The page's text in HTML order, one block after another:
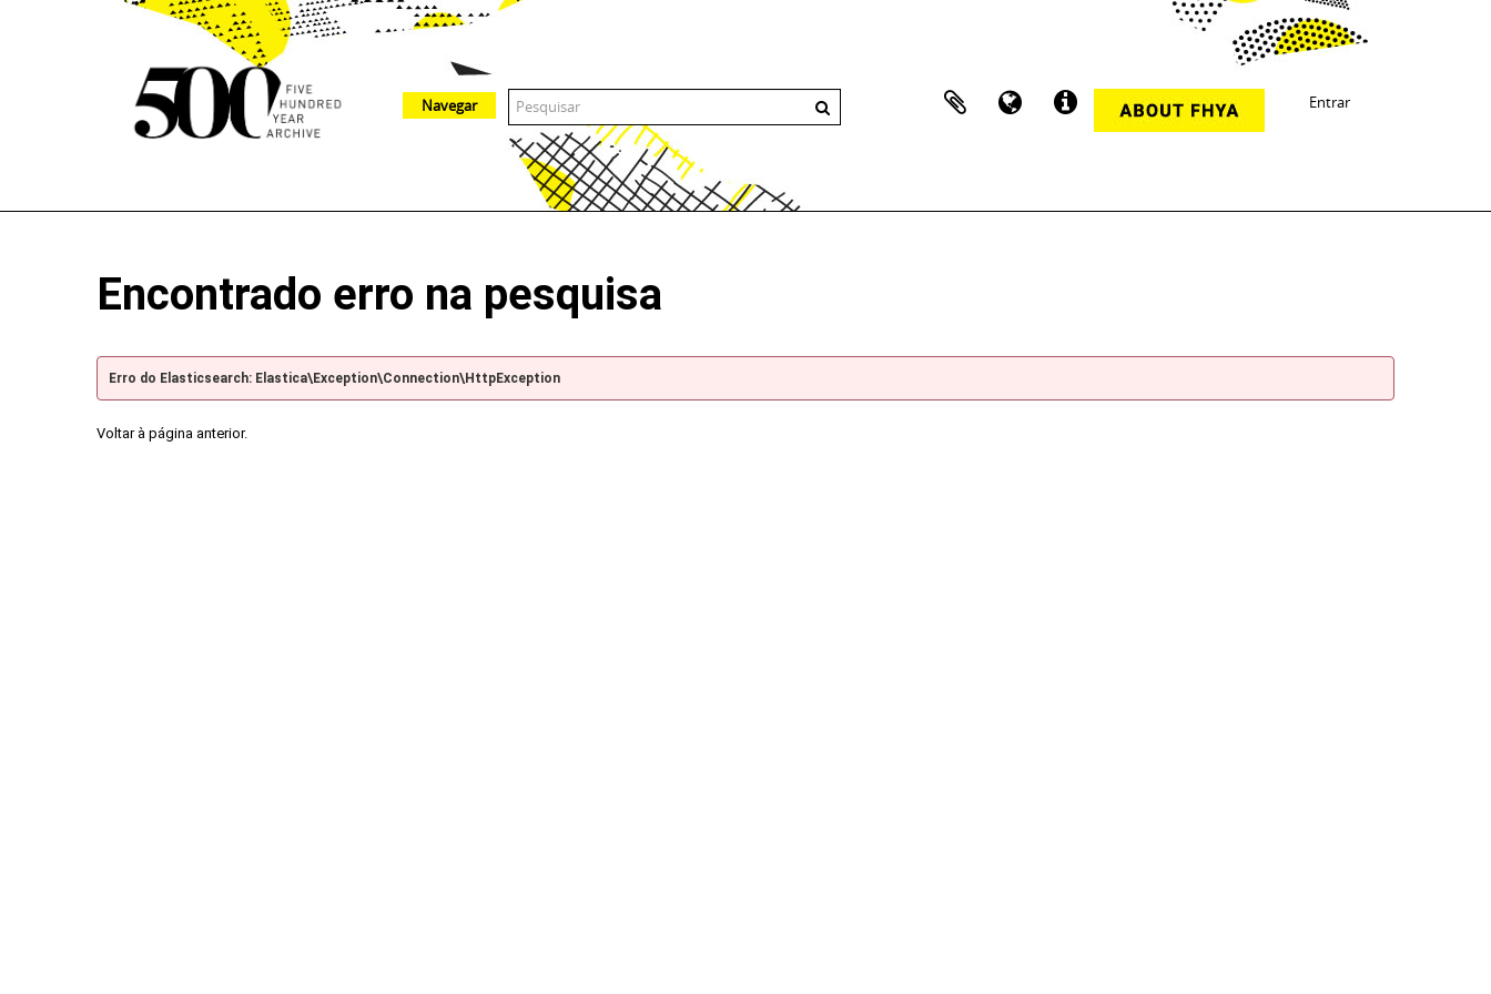
Entrar
Navegar
Encontrado erro na pesquisa
Erro do Elasticsearch: Elastica\Exception\Connection\HttpException
Voltar à página anterior.